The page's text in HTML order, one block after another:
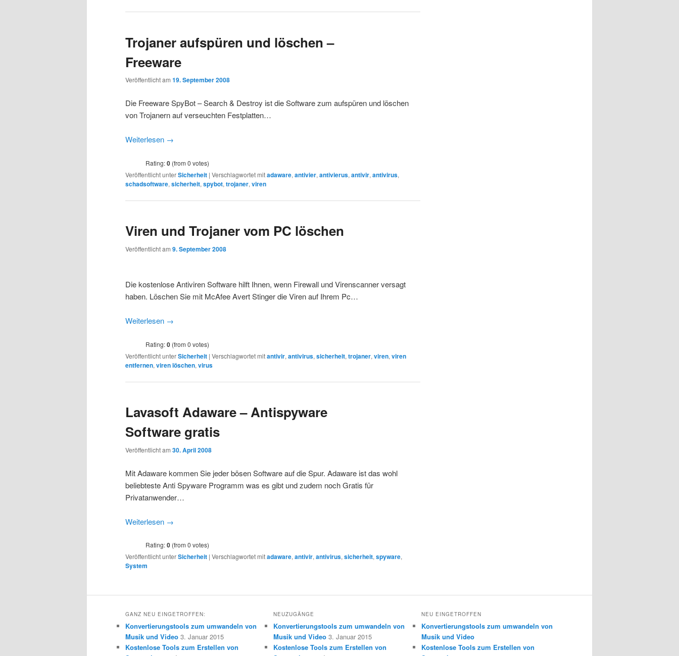
Trojaner aufspüren und löschen –
Freeware
Veröffentlicht am 19. September 2008
Die Freeware SpyBot – Search & Destroy ist die Software zum aufspüren und löschen
von Trojanern auf verseuchten Festplatten…
Weiterlesen →
Rating:0 (from 0 votes)
Veröffentlicht unterSicherheit | Verschlagwortet mitadaware, antivier, antivierus, antivir, antivirus,
schadsoftware, sicherheit, spybot, trojaner, viren
Viren und Trojaner vom PC löschen
Veröffentlicht am 9. September 2008
Die kostenlose Antiviren Software hilft Ihnen, wenn Firewall und Virenscanner versagt
haben. Löschen Sie mit McAfee Avert Stinger die Viren auf Ihrem Pc…
Weiterlesen →
Rating:0 (from 0 votes)
Veröffentlicht unterSicherheit | Verschlagwortet mitantivir, antivirus, sicherheit, trojaner, viren, viren
entfernen, viren löschen, virus
Lavasoft Adaware – Antispyware
Software gratis
Veröffentlicht am 30. April 2008
Mit Adaware kommen Sie jeder bösen Software auf die Spur. Adaware ist das wohl
beliebteste Anti Spyware Programm was es gibt und zudem noch Gratis für
Privatanwender…
Weiterlesen →
Rating:0 (from 0 votes)
Veröffentlicht unterSicherheit | Verschlagwortet mitadaware, antivir, antivirus, sicherheit, spyware,
System
GANZ NEU EINGETROFFEN:
Konvertierungstools zum umwandeln von
Musik und Video 3. Januar 2015
Kostenlose Tools zum Erstellen von
NEUZUGÄNGE
Konvertierungstools zum umwandeln von
Musik und Video 3. Januar 2015
Kostenlose Tools zum Erstellen von
NEU EINGETROFFEN
Konvertierungstools zum umwandeln von
Musik und Video
Kostenlose Tools zum Erstellen von